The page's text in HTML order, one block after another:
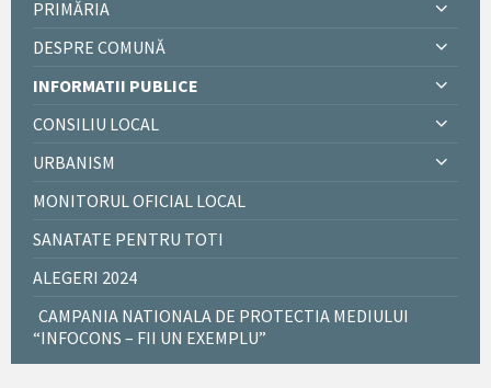
PRIMĂRIA
DESPRE COMUNĂ
INFORMATII PUBLICE
CONSILIU LOCAL
URBANISM
MONITORUL OFICIAL LOCAL
SANATATE PENTRU TOTI
ALEGERI 2024
CAMPANIA NATIONALA DE PROTECTIA MEDIULUI
“INFOCONS – FII UN EXEMPLU”